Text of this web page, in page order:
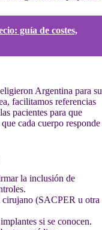
guía de costes,
Argentina para su
facilitamos referencias
pacientes para que
cada cuerpo responde
la inclusión de
(SACPER u otra
si se conocen.